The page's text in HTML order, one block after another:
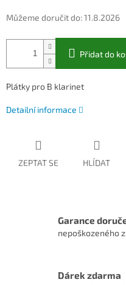
Můžeme doručit do:11.8.2026
Přidat do
Plátky pro B klarinet
Detailní informace
ZEPTAT SE HLÍDAT
Garance
nepoškozeného
Dárek zdarma